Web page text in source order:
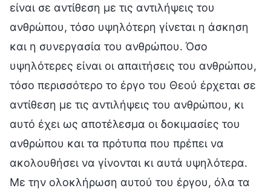
είναι σε αντίθεση με τις αντιλήψεις του
ανθρώπου, τόσο υψηλότερη γίνεται η άσκηση
και η συνεργασία του ανθρώπου. Όσο
υψηλότερες είναι οι απαιτήσεις του ανθρώπου,
τόσο περισσότερο το έργο του Θεού έρχεται σε
αντίθεση με τις αντιλήψεις του ανθρώπου, κι
αυτό έχει ως αποτέλεσμα οι δοκιμασίες του
ανθρώπου και τα πρότυπα που πρέπει να
ακολουθήσει να γίνονται κι αυτά υψηλότερα.
Με την ολοκλήρωση αυτού του έργου, όλα τα